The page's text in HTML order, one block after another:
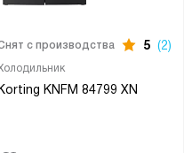
Korting KNFM 84799 XN
с производства 5 (2)